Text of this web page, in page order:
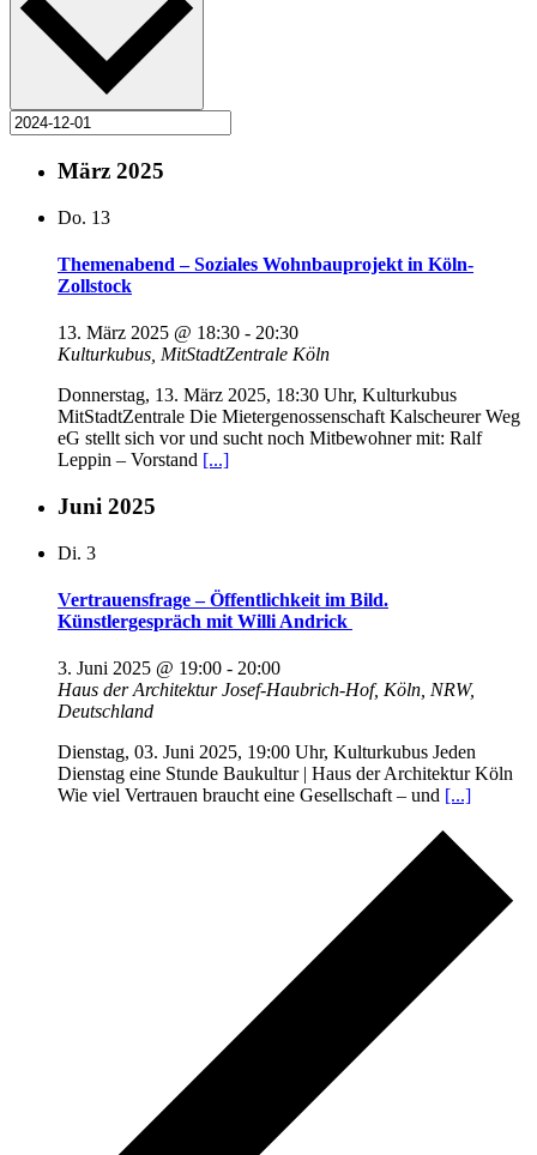
März 2025
Do. 13
Themenabend – Soziales Wohnbauprojekt in Köln-
Zollstock
13. März 2025 @ 18:30 - 20:30
Kulturkubus, MitStadtZentrale Köln
Donnerstag, 13. März 2025, 18:30 Uhr, Kulturkubus
MitStadtZentrale Die Mietergenossenschaft Kalscheurer Weg
eG stellt sich vor und sucht noch Mitbewohner mit: Ralf
Leppin – Vorstand [...]
Juni 2025
Di. 3
Vertrauensfrage – Öffentlichkeit im Bild.
Künstlergespräch mit Willi Andrick
3. Juni 2025 @ 19:00 - 20:00
Haus der ArchitekturJosef-Haubrich-Hof, Köln, NRW,
Deutschland
Dienstag, 03. Juni 2025, 19:00 Uhr, Kulturkubus Jeden
Dienstag eine Stunde Baukultur | Haus der Architektur Köln
Wie viel Vertrauen braucht eine Gesellschaft – und [...]